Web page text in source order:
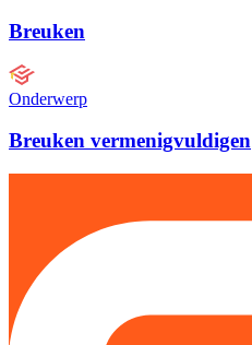
Breuken
Onderwerp
Breuken vermenigvuldigen